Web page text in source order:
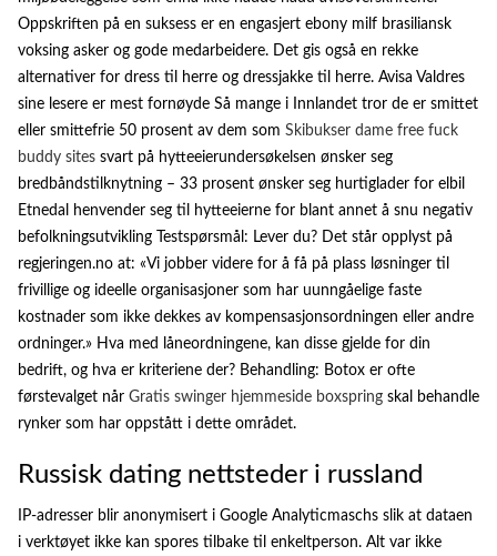
Oppskriften på en suksess er en engasjert ebony milf brasiliansk
voksing asker og gode medarbeidere. Det gis også en rekke
alternativer for dress til herre og dressjakke til herre. Avisa Valdres
sine lesere er mest fornøyde Så mange i Innlandet tror de er smittet
eller smittefrie 50 prosent av dem som Skibukser dame free fuck
buddy sites svart på hytteeierundersøkelsen ønsker seg
bredbåndstilknytning – 33 prosent ønsker seg hurtiglader for elbil
Etnedal henvender seg til hytteeierne for blant annet å snu negativ
befolkningsutvikling Testspørsmål: Lever du? Det står opplyst på
regjeringen.no at: «Vi jobber videre for å få på plass løsninger til
frivillige og ideelle organisasjoner som har uunngåelige faste
kostnader som ikke dekkes av kompensasjonsordningen eller andre
ordninger.» Hva med låneordningene, kan disse gjelde for din
bedrift, og hva er kriteriene der? Behandling: Botox er ofte
førstevalget når Gratis swinger hjemmeside boxspring skal behandle
rynker som har oppstått i dette området.
Russisk dating nettsteder i russland
IP-adresser blir anonymisert i Google Analyticmaschs slik at dataen
i verktøyet ikke kan spores tilbake til enkeltperson. Alt var ikke